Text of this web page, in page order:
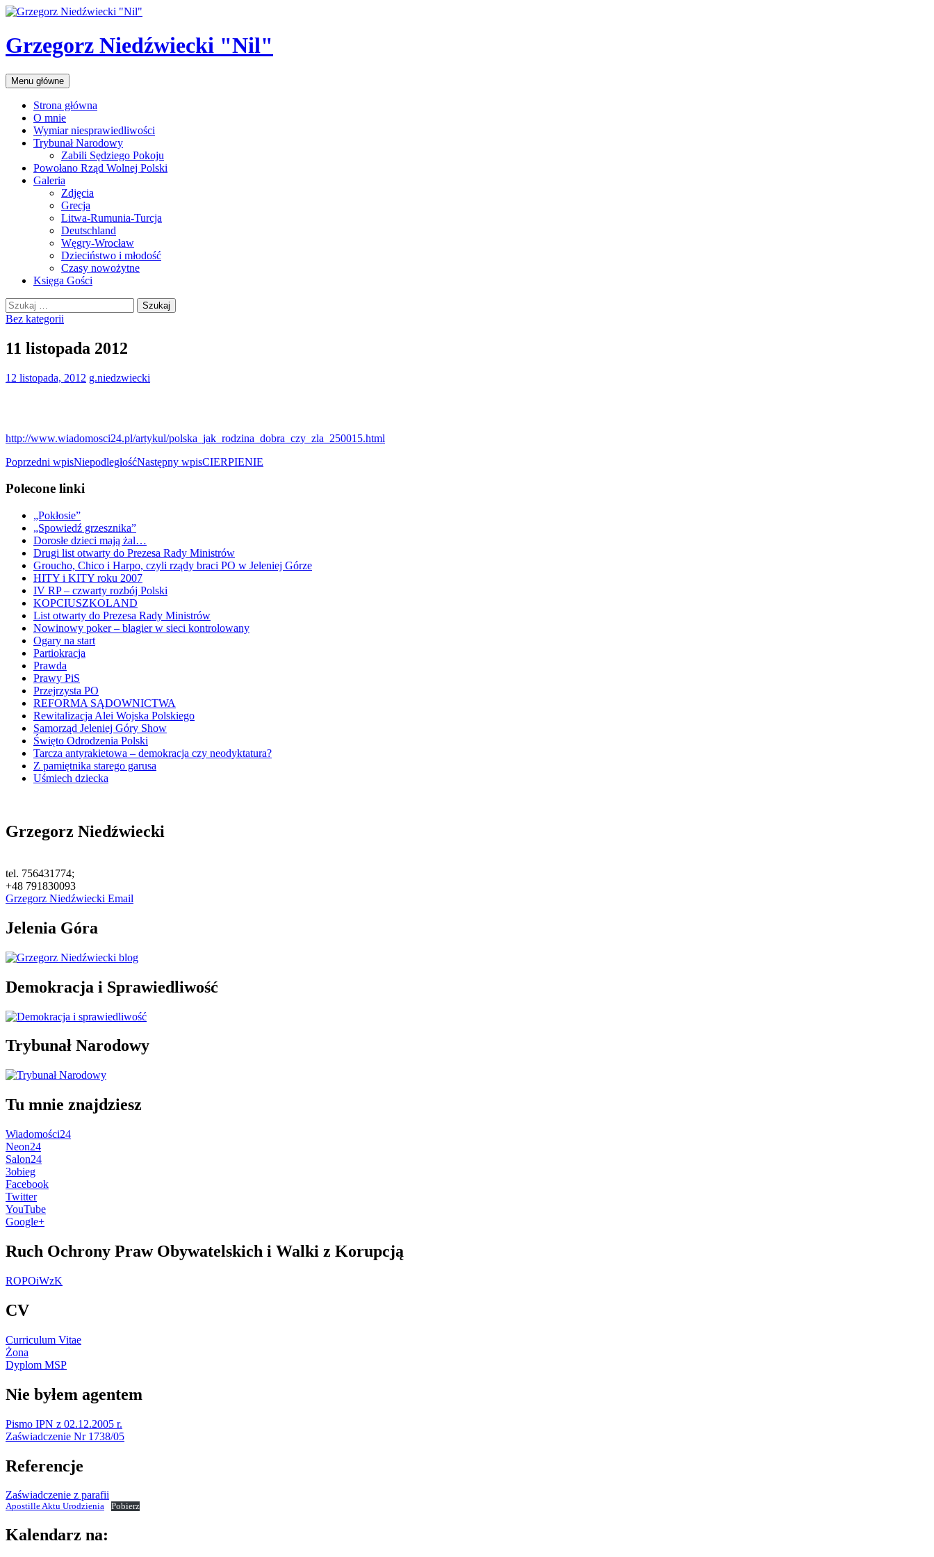
Przejdź
treści
Grzegorz Niedźwiecki "Nil"
Szukaj
Menu główne
Strona główna
O mnie
Wymiar niesprawiedliwości
Trybunał Narodowy
Zabili Sędziego Pokoju
Powołano Rząd Wolnej Polski
Galeria
Zdjęcia
Grecja
Litwa-Rumunia-Turcja
Deutschland
Węgry-Wrocław
Dzieciństwo i młodość
Czasy nowożytne
Księga Gości
Szukaj:
Bez kategorii
11 listopada 2012
12 listopada, 2012 g.niedzwiecki
http://www.wiadomosci24.pl/artykul/polska_jak_rodzina_dobra_czy_zla_250015.html
Nawigacja
wpisu
Poprzedni wpisNiepodległośćNastępny wpisCIERPIENIE
Polecone linki
„Pokłosie”
„Spowiedź grzesznika”
Dorosłe dzieci mają żal…
Drugi list otwarty do Prezesa Rady Ministrów
Groucho, Chico i Harpo, czyli rządy braci PO w Jeleniej Górze
HITY i KITY roku 2007
IV RP – czwarty rozbój Polski
KOPCIUSZKOLAND
List otwarty do Prezesa Rady Ministrów
Nowinowy poker – blagier w sieci kontrolowany
Ogary na start
Partiokracja
Prawda
Prawy PiS
Przejrzysta PO
REFORMA SĄDOWNICTWA
Rewitalizacja Alei Wojska Polskiego
Samorząd Jeleniej Góry Show
Święto Odrodzenia Polski
Tarcza antyrakietowa – demokracja czy neodyktatura?
Z pamiętnika starego garusa
Uśmiech dziecka
Grzegorz Niedźwiecki
tel. 756431774;
+48 791830093
Grzegorz Niedźwiecki Email
Jelenia Góra
Demokracja i Sprawiedliwość
Trybunał Narodowy
Tu mnie znajdziesz
Wiadomości24
Neon24
Salon24
3obieg
Facebook
Twitter
YouTube
Google+
Ruch Ochrony Praw Obywatelskich i Walki z Korupcją
ROPOiWzK
CV
Curriculum Vitae
Żona
Dyplom MSP
Nie byłem agentem
Pismo IPN z 02.12.2005 r.
Zaświadczenie Nr 1738/05
Referencje
Zaświadczenie z parafii
Apostille Aktu Urodzienia Pobierz
Kalendarz na: